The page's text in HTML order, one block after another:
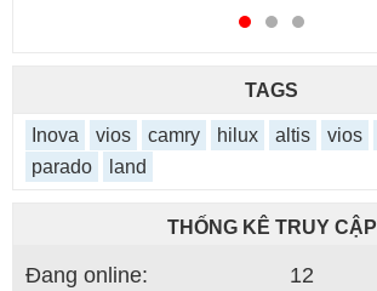
TAGS
Inova vios camry hilux altis vios
parado
land
THỐNG KÊ TRUY CẬP
Đang online: 12